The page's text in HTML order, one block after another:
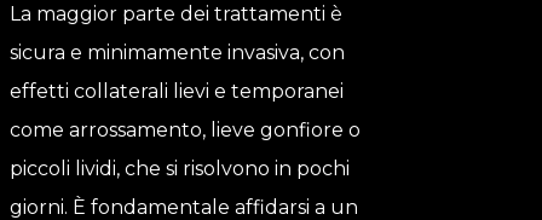
La maggior parte dei trattamenti è
sicura e minimamente invasiva, con
effetti collaterali lievi e temporanei
come arrossamento, lieve gonfiore o
piccoli lividi, che si risolvono in pochi
giorni. È fondamentale affidarsi a un